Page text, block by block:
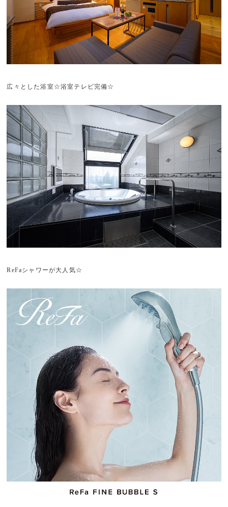
広々とした浴室☆浴室テレビ完備☆
ReFaシャワーが大人気☆